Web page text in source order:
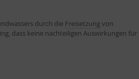
durch die Freisetzungvon
dass keine nachteiligen Auswirkungen für